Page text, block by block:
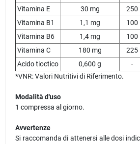
Vitamina E 30 mg
250
Vitamina B1
1,1 mg
100
Vitamina B6
1,4 mg
100
Vitamina C
180 mg
225
Acido tioctico
0,600 g
-
*VNR: Valori Nutritivi di Riferimento.
Modalità d'uso
1 compressa al giorno.
Avvertenze
Si raccomanda di attenersi alle dosi